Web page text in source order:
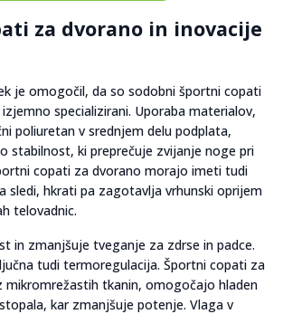
za dvorano in inovacije
je omogočil, da so sodobni športni copati
specializirani. Uporaba materialov,
poliuretan v srednjem delu podplata,
stabilnost, ki preprečuje zvijanje noge pri
copati za dvorano morajo imeti tudi
sledi, hkrati pa zagotavlja vrhunski oprijem
telovadnic.
in zmanjšuje tveganje za zdrse in padce.
tudi termoregulacija. Športni copati za
mikromrežastih tkanin, omogočajo hladen
kar zmanjšuje potenje. Vlaga v